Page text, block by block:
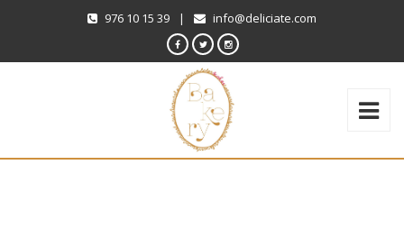
976 10 15 39 | info@deliciate.com